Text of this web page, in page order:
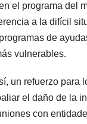
el programa del
a la difícil
de
vulnerables.
un refuerzo para
el daño de la
con